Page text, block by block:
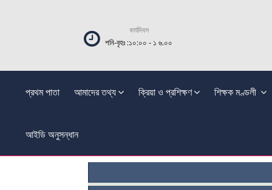
কার্যদিবস
শনি-বৃহঃ :১০:০০ - ১ ৬.০০
প্রথম পাতা আমাদের তথ্য ক্রিয়া ও প্রশিক্ষণ শিক্ষক মণ্ডলী
আইডি অনুসন্ধান